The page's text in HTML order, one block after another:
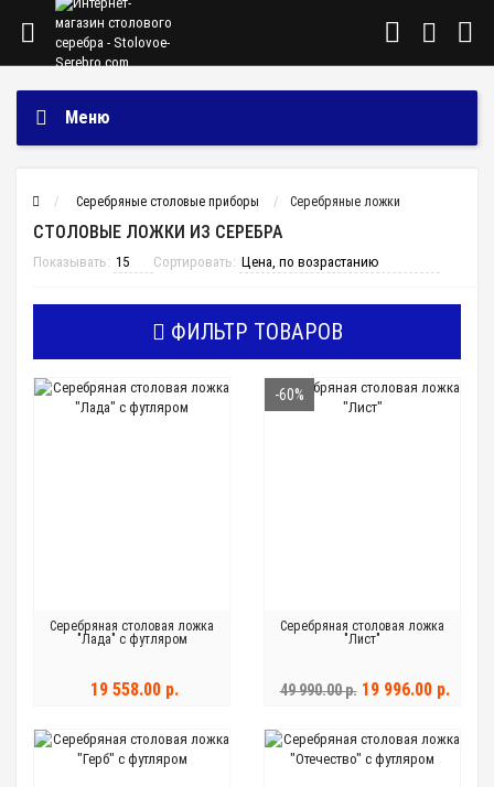
Меню
Cеребряные столовые приборы Серебряные ложки
СТОЛОВЫЕ ЛОЖКИ ИЗ СЕРЕБРА
Показывать: Сортировать:
ФИЛЬТР ТОВАРОВ
Серебряная столовая ложка
"Лада" с футляром
19 558.00 р.
-60%
Серебряная столовая ложка
"Лист"
49 990.00 р. 19 996.00 р.